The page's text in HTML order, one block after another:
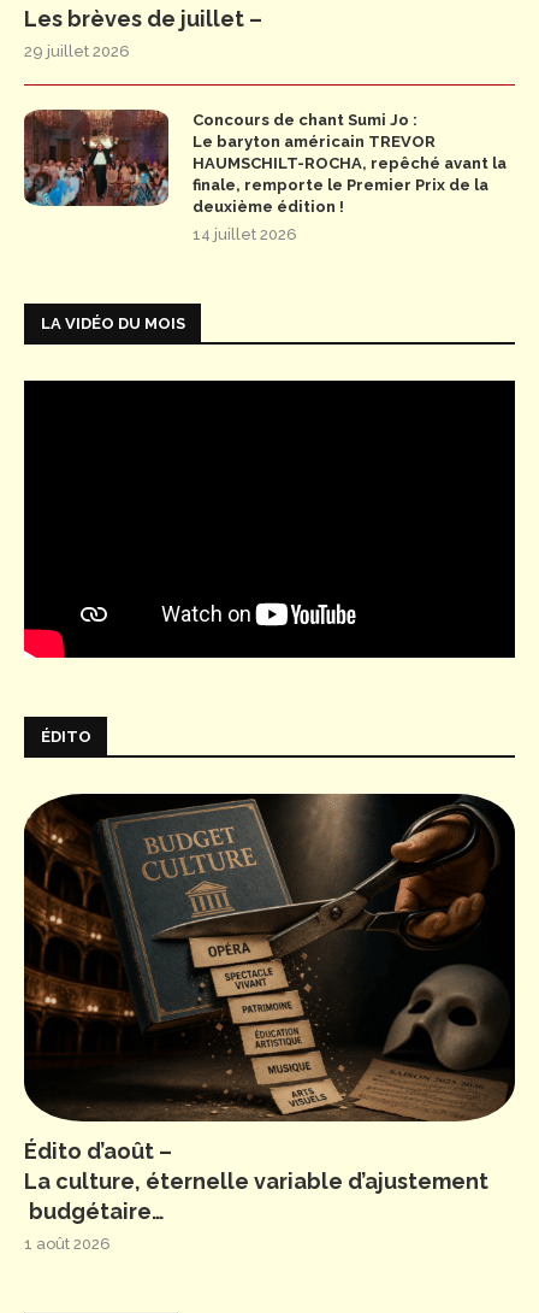
Les brèves de juillet –
29 juillet 2026
Concours de chant Sumi Jo :
Le baryton américain TREVOR
HAUMSCHILT-ROCHA, repêché avant la
finale, remporte le Premier Prix de la
deuxième édition !
14 juillet 2026
LA VIDÉO DU MOIS
ÉDITO
Édito d’août –
La culture, éternelle variable d’ajustement
budgétaire…
1 août 2026